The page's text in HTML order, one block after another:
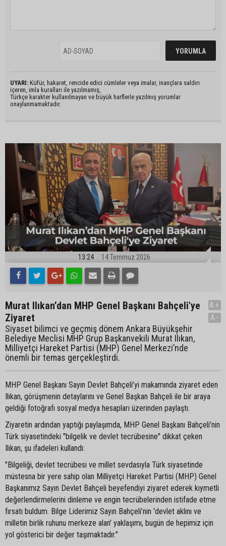
UYARI: Küfür, hakaret, rencide edici cümleler veya imalar, inançlara saldırı
içeren, imla kuralları ile yazılmamış,
Türkçe karakter kullanılmayan ve büyük harflerle yazılmış yorumlar
onaylanmamaktadır.
13:24 14 Temmuz 2026
Murat Ilıkan’dan MHP Genel Başkanı Bahçeli'ye
Ziyaret
Siyaset bilimci ve geçmiş dönem Ankara Büyükşehir
Belediye Meclisi MHP Grup Başkanvekili Murat Ilıkan,
Milliyetçi Hareket Partisi (MHP) Genel Merkezi’nde
önemli bir temas gerçekleştirdi.
A+
A-
MHP Genel Başkanı Sayın Devlet Bahçeli’yi makamında ziyaret eden
Ilıkan, görüşmenin detaylarını ve Genel Başkan Bahçeli ile bir araya
geldiği fotoğrafı sosyal medya hesapları üzerinden paylaştı.
Ziyaretin ardından yaptığı paylaşımda, MHP Genel Başkanı Bahçeli’nin
Türk siyasetindeki "bilgelik ve devlet tecrübesine" dikkat çeken
Ilıkan, şu ifadeleri kullandı:
"Bilgeliği, devlet tecrübesi ve millet sevdasıyla Türk siyasetinde
müstesna bir yere sahip olan Milliyetçi Hareket Partisi (MHP) Genel
Başkanımız Sayın Devlet Bahçeli beyefendiyi ziyaret ederek kıymetli
değerlendirmelerini dinleme ve engin tecrübelerinden istifade etme
fırsatı buldum. Bilge Liderimiz Sayın Bahçeli’nin 'devlet aklını ve
milletin birlik ruhunu merkeze alan' yaklaşımı, bugün de hepimiz için
yol gösterici bir değer taşımaktadır."